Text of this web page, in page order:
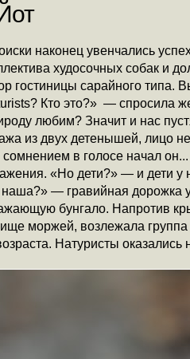
наконец увенчались
худосочных собак и
гостиницы сарайного типа.
Кто это?» — спросила
любим? Значит и нас
из двух детенышей, лицо
сомнением в голосе начал
«Но дети?» — и дети у
наша?» — гравийная
бунгало. Напротив
моржей, возлежала
Натуристы оказались